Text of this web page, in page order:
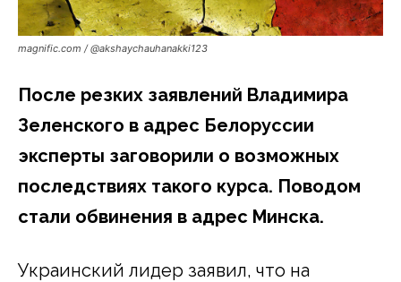
magnific.com / @akshaychauhanakki123
После резких заявлений Владимира
Зеленского в адрес Белоруссии
эксперты заговорили о возможных
последствиях такого курса. Поводом
стали обвинения в адрес Минска.
Украинский лидер заявил, что на